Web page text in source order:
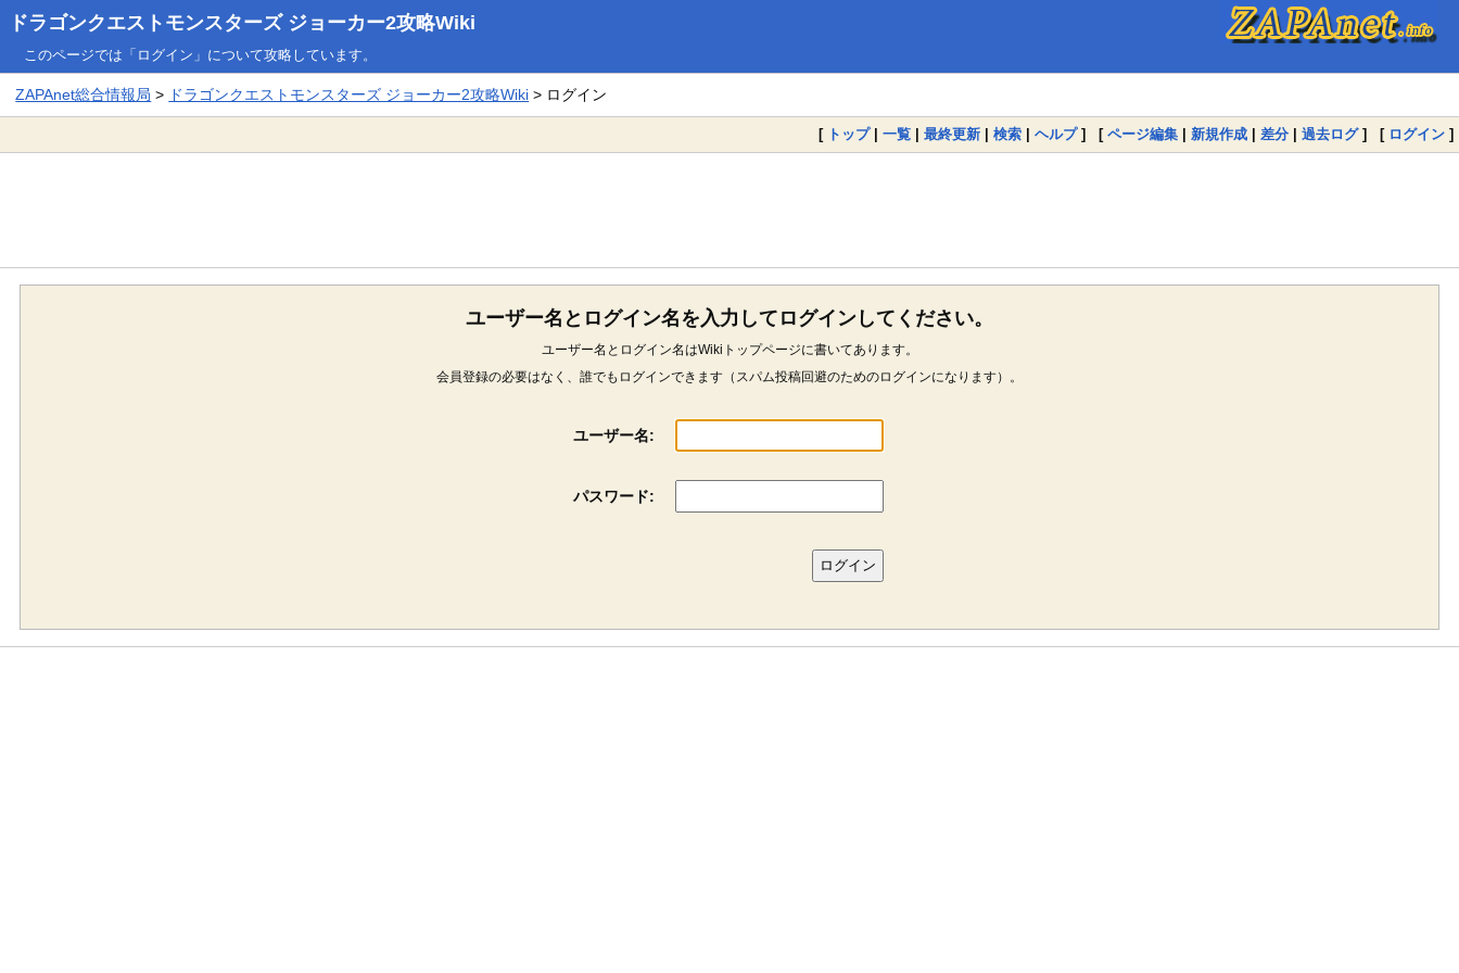
ドラゴンクエストモンスターズ ジョーカー2攻略Wiki
このページでは「ログイン」について攻略しています。
ZAPAnet総合情報局 > ドラゴンクエストモンスターズ ジョーカー2攻略Wiki > ログイン
[ トップ| 一覧 | 最終更新 | 検索 | ヘルプ] [ ページ編集 | 新規作成 | 差分 | 過去ログ] [ ログイン ]
ユーザー名とログイン名を入力してログインしてください。
ユーザー名とログイン名はWikiトップページに書いてあります。
会員登録の必要はなく、誰でもログインできます（スパム投稿回避のためのログインになります）。
ユーザー名:
パスワード: